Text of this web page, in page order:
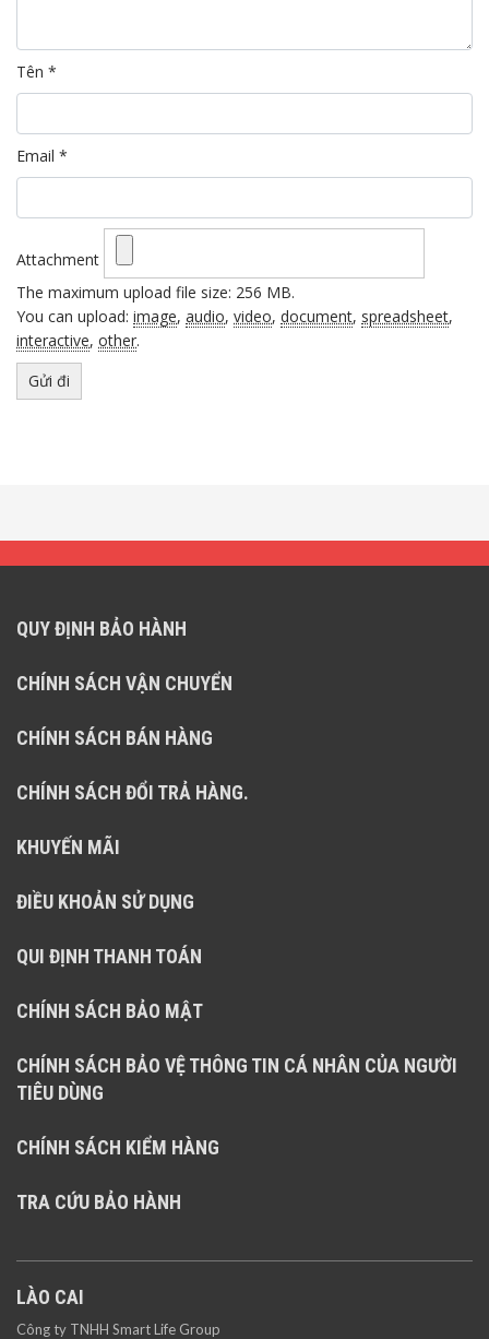
Tên *
Email *
Attachment
The maximum upload file size: 256 MB.
You can upload: image, audio, video, document, spreadsheet,
interactive, other.
QUY ĐỊNH BẢO HÀNH
CHÍNH SÁCH VẬN CHUYỂN
CHÍNH SÁCH BÁN HÀNG
CHÍNH SÁCH ĐỔI TRẢ HÀNG.
KHUYẾN MÃI
ĐIỀU KHOẢN SỬ DỤNG
QUI ĐỊNH THANH TOÁN
CHÍNH SÁCH BẢO MẬT
CHÍNH SÁCH BẢO VỆ THÔNG TIN CÁ NHÂN CỦA NGƯỜI
TIÊU DÙNG
CHÍNH SÁCH KIỂM HÀNG
TRA CỨU BẢO HÀNH
LÀO CAI
Công ty TNHH Smart Life Group